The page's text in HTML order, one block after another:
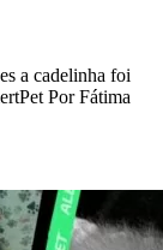
a cadelinha foi
Por Fátima